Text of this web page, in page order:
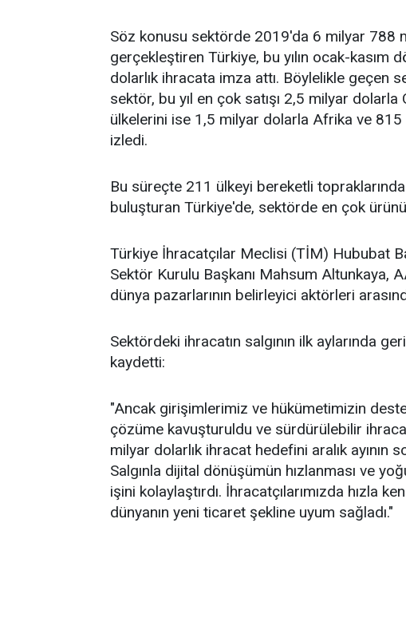
Söz konusu sektörde 2019'da 6 milyar 788
gerçekleştiren Türkiye, bu yılın ocak-
dolarlık ihracata imza attı. Böylelikle geçen
sektör, bu yıl en çok satışı 2,5 milyar
ülkelerini ise 1,5 milyar dolarla Afrika ve
izledi.
Bu süreçte 211 ülkeyi bereketli
buluşturan Türkiye'de, sektörde en çok
Türkiye İhracatçılar Meclisi (TİM) Hububat
Sektör Kurulu Başkanı Mahsum Altunkaya,
dünya pazarlarının belirleyici aktörleri
Sektördeki ihracatın salgının ilk aylarında
kaydetti:
"Ancak girişimlerimiz ve hükümetimizin
çözüme kavuşturuldu ve sürdürülebilir
milyar dolarlık ihracat hedefini aralık ayının
Salgınla dijital dönüşümün hızlanması ve
işini kolaylaştırdı. İhracatçılarımızda hızla
dünyanın yeni ticaret şekline uyum sağladı."